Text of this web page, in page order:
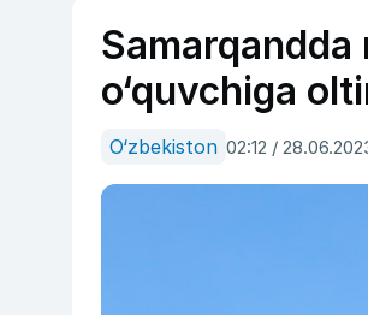
Samarqandda
o‘quvchiga
O‘zbekiston 02:12 /